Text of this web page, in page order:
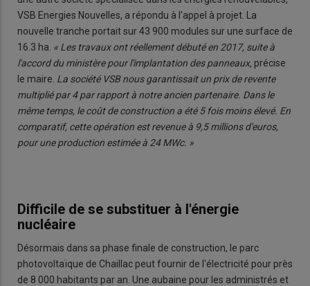
VSB Energies Nouvelles, a répondu à l'appel à projet. La
nouvelle tranche portait sur 43 900 modules sur une surface de
16.3 ha. « Les travaux ont réellement débuté en 2017, suite à
l'accord du ministère pour l'implantation des panneaux, précise
le maire. La société VSB nous garantissait un prix de revente
multiplié par 4 par rapport à notre ancien partenaire. Dans le
même temps, le coût de construction a été 5 fois moins élevé. En
comparatif, cette opération est revenue à 9,5 millions d'euros,
pour une production estimée à 24 MWc. »
Difficile de se substituer à l'énergie
nucléaire
Désormais dans sa phase finale de construction, le parc
photovoltaïque de Chaillac peut fournir de l'électricité pour près
de 8 000 habitants par an. Une aubaine pour les administrés et